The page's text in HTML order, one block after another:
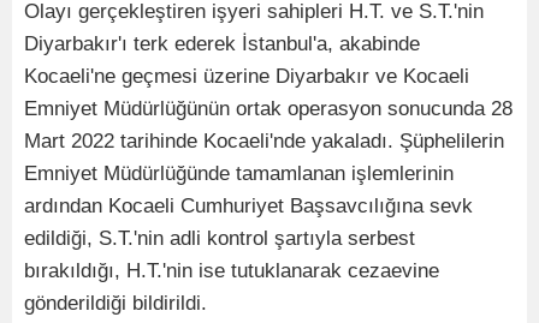
Olayı gerçekleştiren işyeri sahipleri H.T. ve S.T.'nin
Diyarbakır'ı terk ederek İstanbul'a, akabinde
Kocaeli'ne geçmesi üzerine Diyarbakır ve Kocaeli
Emniyet Müdürlüğünün ortak operasyon sonucunda 28
Mart 2022 tarihinde Kocaeli'nde yakaladı. Şüphelilerin
Emniyet Müdürlüğünde tamamlanan işlemlerinin
ardından Kocaeli Cumhuriyet Başsavcılığına sevk
edildiği, S.T.'nin adli kontrol şartıyla serbest
bırakıldığı, H.T.'nin ise tutuklanarak cezaevine
gönderildiği bildirildi.